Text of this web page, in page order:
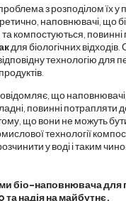
з розподілом їх у
наповнювачі, що
компостуються, повинні
для біологічних відходів.
технологію для
що наповнювачі,
повинні потрапляти
що вони не можуть
технології
у воді і таким
біо-наповнювача для
надія на майбутнє.